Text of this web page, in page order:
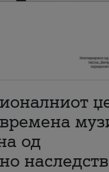
од